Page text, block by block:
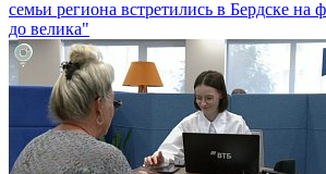
семьи региона встретились в Бердске на
до велика"